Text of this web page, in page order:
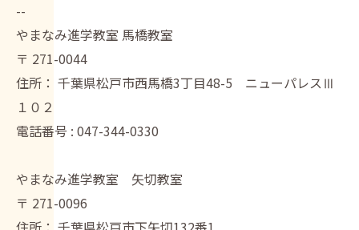
--
やまなみ進学教室 馬橋教室
〒 271-0044
住所： 千葉県松戸市西馬橋3丁目48-5 ニューパレスⅢ
１０２
電話番号 : 047-344-0330
やまなみ進学教室 矢切教室
〒 271-0096